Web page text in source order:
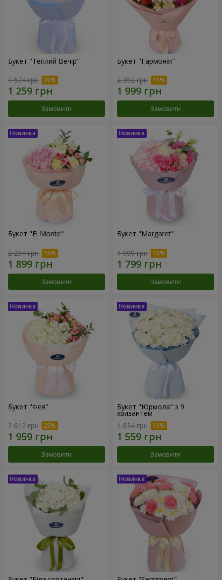
Букет "Теплий Вечір"
1 574 грн
Замовити
Букет "Гармонія"
2 352 грн
Замовити
Букет "El Monte"
2 234 грн
Замовити
Букет "Margaret"
1 999 грн
Замовити
Букет "Фея"
2 612 грн
Замовити
Букет "Юрмола" з 9
хризантем
1 834 грн
Замовити